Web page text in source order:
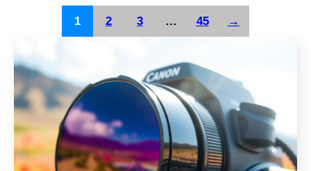
1 2 3 … 45 →